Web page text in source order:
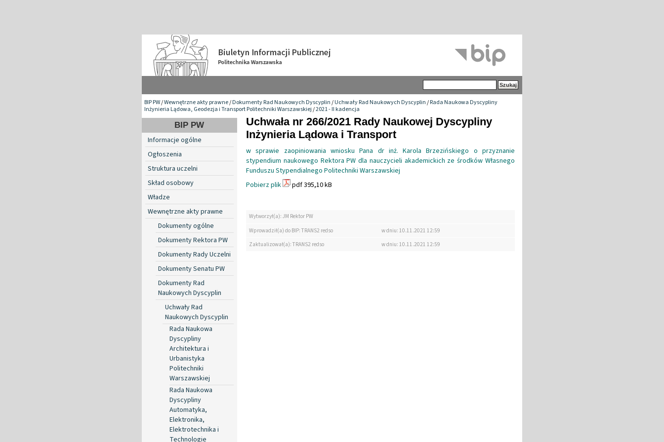
BIP PW/Wewnętrzne akty prawne/Dokumenty Rad Naukowych Dyscyplin/Uchwały Rad Naukowych Dyscyplin/Rada Naukowa Dyscypliny
Inżynieria Lądowa, Geodezja i Transport Politechniki Warszawskiej/2021 - II kadencja
BIP PW
Informacje ogólne
Ogłoszenia
Struktura uczelni
Skład osobowy
Władze
Wewnętrzne akty prawne
Dokumenty ogólne
Dokumenty Rektora PW
Dokumenty Rady Uczelni
Dokumenty Senatu PW
Dokumenty Rad
Naukowych Dyscyplin
Uchwały Rad
Naukowych Dyscyplin
Rada Naukowa
Dyscypliny
Architektura i
Urbanistyka
Politechniki
Warszawskiej
Rada Naukowa
Dyscypliny
Automatyka,
Elektronika,
Elektrotechnika i
Technologie
Uchwała nr 266/2021 Rady Naukowej Dyscypliny
Inżynieria Lądowa i Transport
w sprawie zaopiniowania wniosku Pana dr inż. Karola Brzezińskiego o przyznanie
stypendium naukowego Rektora PW dla nauczycieli akademickich ze środków Własnego
Funduszu Stypendialnego Politechniki Warszawskiej
Pobierz plik
pdf 395,10 kB
Wytworzył(a): JM Rektor PW
Wprowadził(a) do BIP: TRANS2 redso
w dniu: 10.11.2021 12:59
Zaktualizował(a): TRANS2 redso
w dniu: 10.11.2021 12:59